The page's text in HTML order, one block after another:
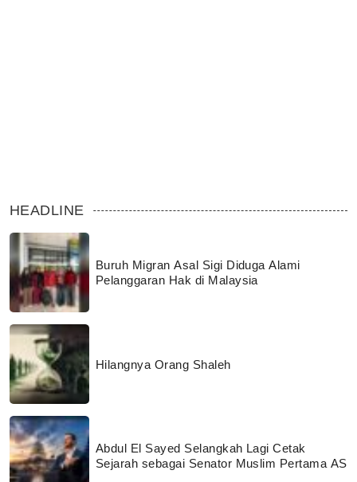
HEADLINE
Buruh Migran Asal Sigi Diduga Alami
Pelanggaran Hak di Malaysia
Hilangnya Orang Shaleh
Abdul El Sayed Selangkah Lagi Cetak
Sejarah sebagai Senator Muslim Pertama AS